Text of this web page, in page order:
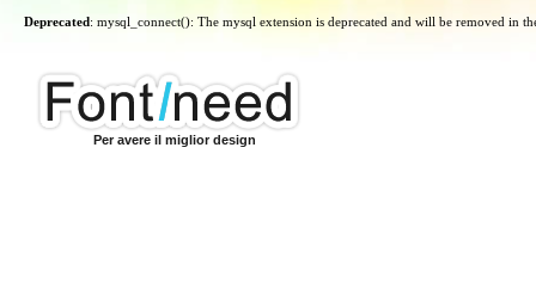
Deprecated: mysql_connect(): The mysql extension is deprecated and will be removed in
Per avere il miglior design